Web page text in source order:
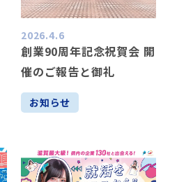
2026.4.6
創業90周年記念祝賀会 開
催のご報告と御礼
お知らせ